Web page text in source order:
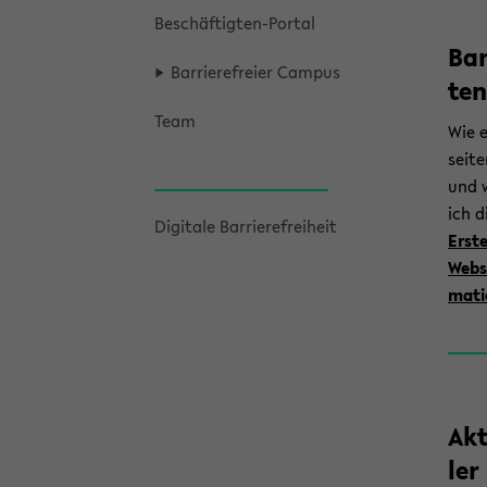
Beschäftigten-​Portal
Bar­rie­re­frei­er Cam­pus
Team
Di­gi­ta­le Bar­rie­re­frei­heit
ten
Wie
und
ich
ler